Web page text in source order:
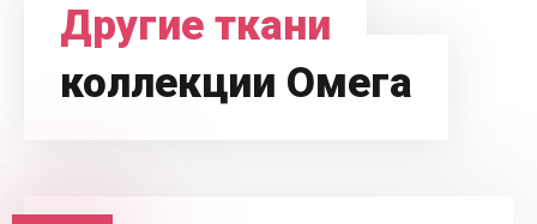
Другие ткани
коллекции Омега